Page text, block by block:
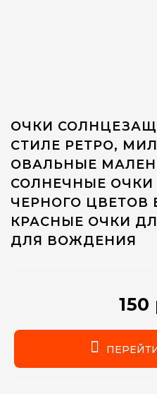
ОЧКИ
СТИЛЕ РЕТРО,
ОВАЛЬНЫЕ
СОЛНЕЧНЫЕ ОЧКИ
ЧЕРНОГО ЦВЕТОВ
КРАСНЫЕ ОЧКИ
ДЛЯ ВОЖДЕНИЯ
150